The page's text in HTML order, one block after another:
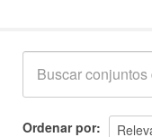
Ordenar por